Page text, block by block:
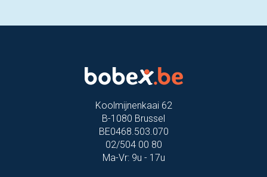
Koolmijnenkaai 62
B-1080 Brussel
BE0468.503.070
02/504 00 80
Ma-Vr: 9u - 17u